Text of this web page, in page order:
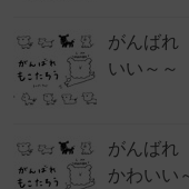
がんばれ
いい～～
がんばれ
かわいい